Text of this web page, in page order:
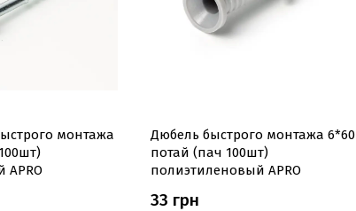
монтажа
Дюбель быстрого монтажа 6*60
потай (пач 100шт)
полиэтиленовый APRO
33 грн